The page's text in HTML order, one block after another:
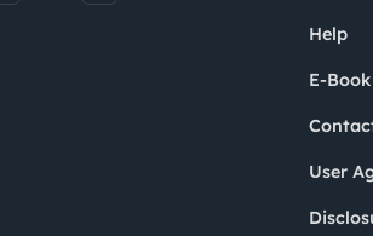
Help
E-Book
User